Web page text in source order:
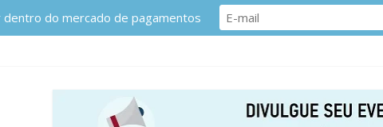
do mercado de pagamentos